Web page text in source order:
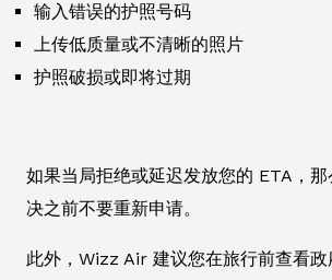
输入错误的护照号码
上传低质量或不清晰的照片
护照破损或即将过期
如果当局拒绝或延迟发放您的 ETA，
决之前不要重新申请。
此外，Wizz Air 建议您在旅行前查看政